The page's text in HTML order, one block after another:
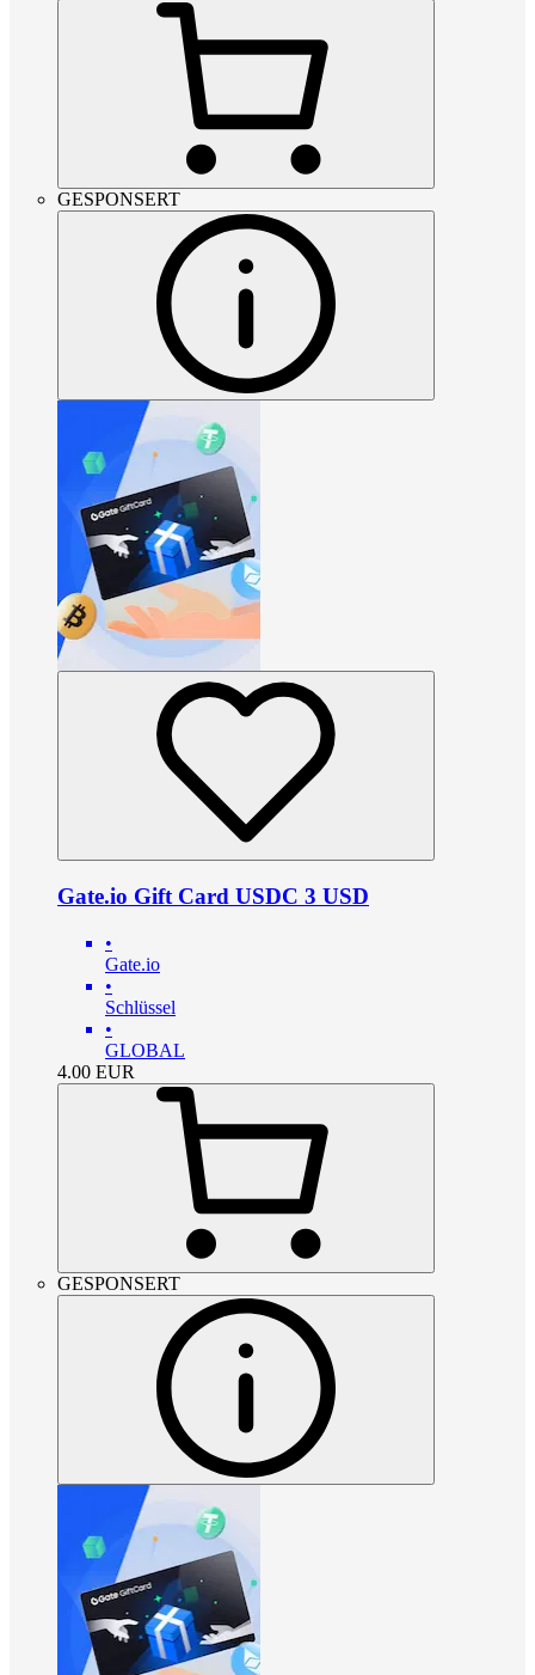
GESPONSERT
Gate.io Gift Card USDC 3 USD
•
Gate.io
•
Schlüssel
•
GLOBAL
4.00 EUR
GESPONSERT